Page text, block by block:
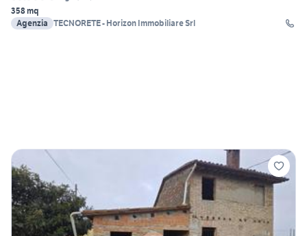
358 mq
Agenzia TECNORETE - Horizon Immobiliare Srl